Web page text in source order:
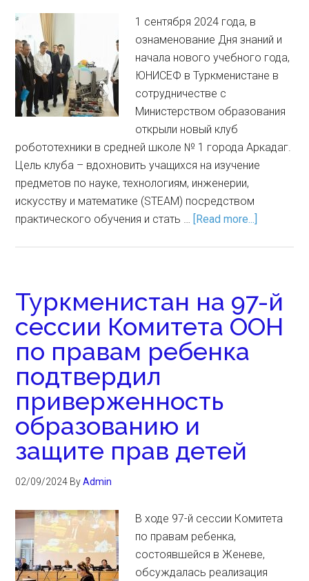
1 сентября 2024 года, в
ознаменование Дня знаний и
начала нового учебного года,
ЮНИСЕФ в Туркменистане в
сотрудничестве с
Министерством образования
открыли новый клуб
робототехники в средней школе № 1 города Аркадаг.
Цель клуба – вдохновить учащихся на изучение
предметов по науке, технологиям, инженерии,
искусству и математике (STEAM) посредством
практического обучения и стать … [Read more...]
Туркменистан на 97-й
сессии Комитета ООН
по правам ребенка
подтвердил
приверженность
образованию и
защите прав детей
02/09/2024 ByAdmin
В ходе 97-й сессии Комитета
по правам ребенка,
состоявшейся в Женеве,
обсуждалась реализация